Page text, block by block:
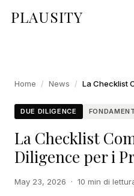
PLAUSITY
Home / News /
DUE DILIGENCE
La Checklist
Diligence per i
May 23, 2026 · 10 min di